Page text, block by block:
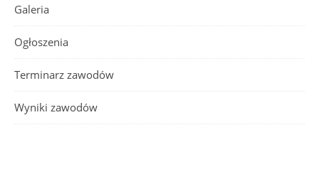
Galeria
Ogłoszenia
Terminarz zawodów
Wyniki zawodów